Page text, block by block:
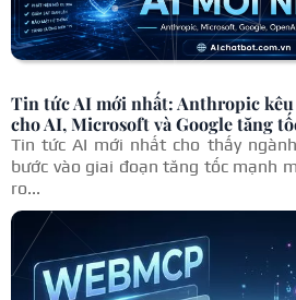
Tin tức AI mới nhất: Anthropic kêu
cho AI, Microsoft và Google tăng
Tin tức AI mới nhất cho thấy
bước vào giai đoạn tăng tốc mạnh
ro...